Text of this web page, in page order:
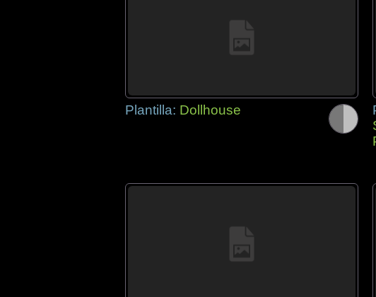
Plantilla: Dollhouse